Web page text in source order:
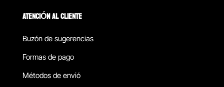
ATENCIÓN AL CLIENTE
Buzón de sugerencias
Formas de pago
Métodos de envió